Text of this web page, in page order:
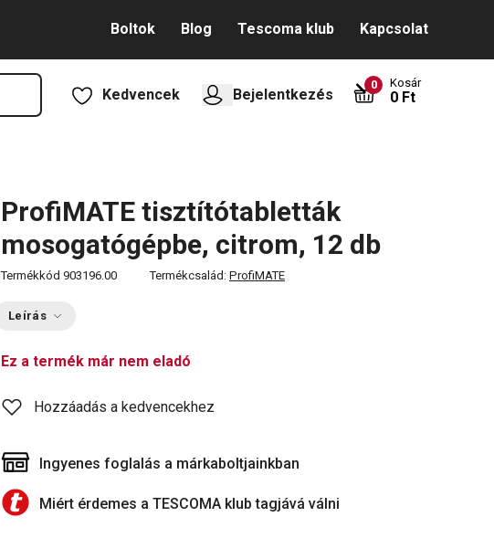
Boltok Blog Tescoma klub Kapcsolat
Kedvencek Bejelentkezés
0 Kosár
0 Ft
ProfiMATE tisztítótabletták
mosogatógépbe, citrom, 12 db
Termékkód 903196.00 Termékcsalád: ProfiMATE
Leírás
Ez a termék már nem eladó
Hozzáadás a kedvencekhez
Ingyenes foglalás a márkaboltjainkban
Miért érdemes a TESCOMA klub tagjává válni